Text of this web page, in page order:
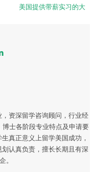
美国提供带薪实习的大
资深留学咨询顾问，行业经
士各阶段专业特点及申请要
真正意义上留学美国成功，
认真负责，擅长长期且有深
。